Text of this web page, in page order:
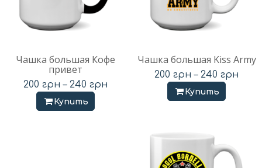
Чашка большая Кофе
привет
200 грн – 240 грн
Купить
Чашка большая Kiss Army
200 грн – 240 грн
Купить